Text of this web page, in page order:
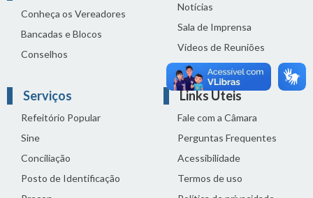
Conheça os Vereadores
Bancadas e Blocos
Conselhos
Notícias
Sala de Imprensa
Vídeos de Reuniões
Solenidades
Serviços
Refeitório Popular
Sine
Conciliação
Posto de Identificação
Links Úteis
Fale com a Câmara
Perguntas Frequentes
Acessibilidade
Termos de uso